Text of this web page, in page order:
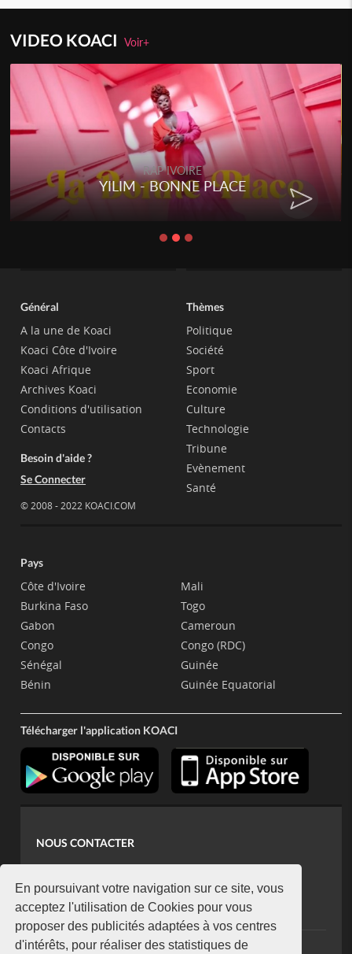
En poursuivant votre navigation sur ce site, vous
acceptez l'utilisation de Cookies pour vous
proposer des publicités adaptées à vos centres
d'intérêts, pour réaliser des statistiques de
VIDEO KOACIVoir+
RAP IVOIRE
YILIM - BONNE PLACE
Général
A la une de Koaci
Koaci Côte d'Ivoire
Koaci Afrique
Archives Koaci
Conditions d'utilisation
Contacts
Besoin d'aide ?
Se Connecter
© 2008 - 2022 KOACI.COM
Thèmes
Politique
Société
Sport
Economie
Culture
Technologie
Tribune
Evènement
Santé
Pays
Côte d'Ivoire
Burkina Faso
Gabon
Congo
Sénégal
Bénin
Mali
Togo
Cameroun
Congo (RDC)
Guinée
Guinée Equatorial
Télécharger l'application KOACI
NOUS CONTACTER
koaci@yahoo.fr
+225 07 08 85 52 93